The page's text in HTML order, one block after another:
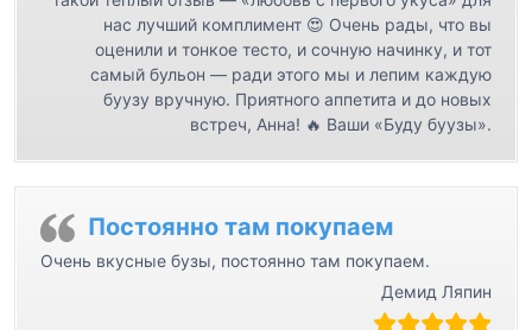
нас лучший комплимент 😍 Очень рады, что вы
оценили и тонкое тесто, и сочную начинку, и тот
самый бульон — ради этого мы и лепим каждую
буузу вручную. Приятного аппетита и до новых
встреч, Анна! 🔥 Ваши «Буду буузы».
Постоянно там покупаем
Очень вкусные бузы, постоянно там покупаем.
Демид Ляпин